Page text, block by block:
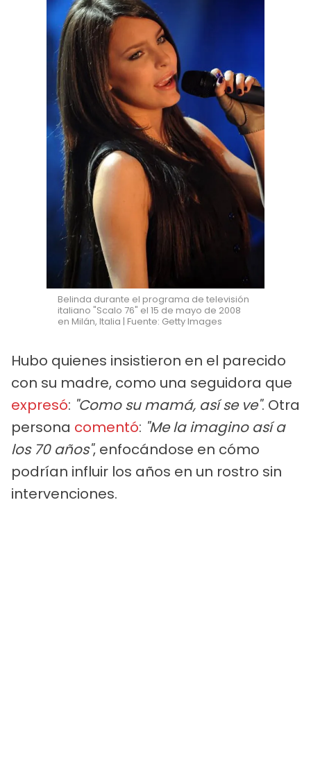
Belinda durante el programa de televisión
italiano "Scalo 76" el 15 de mayo de 2008
en Milán, Italia | Fuente: Getty Images
Hubo quienes insistieron en el parecido
con su madre, como una seguidora que
expresó: "Como su mamá, así se ve". Otra
persona comentó: "Me la imagino así a
los 70 años", enfocándose en cómo
podrían influir los años en un rostro sin
intervenciones.